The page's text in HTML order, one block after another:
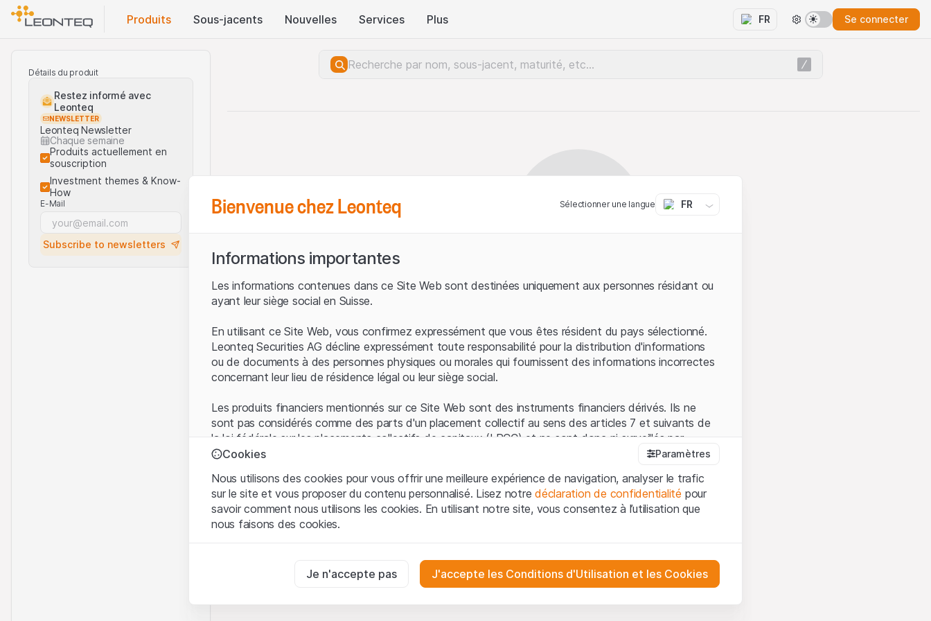
Produits Sous-jacents Nouvelles Services Plus FR Se connecter
Détails du produit
Restez informé avec
Leonteq
NEWSLETTER
Leonteq Newsletter
Chaque semaine
Produits actuellement en
souscription
Investment themes & Know-
How
E-Mail
Subscribe to newsletters
Bienvenue chez Leonteq Sélectionner une langue FR
Informations importantes
Les informations contenues dans ce Site Web sont destinées uniquement aux personnes résidant ou
ayant leur siège social en Suisse.
En utilisant ce Site Web, vous confirmez expressément que vous êtes résident du pays sélectionné.
Leonteq Securities AG décline expressément toute responsabilité pour la distribution d'informations
ou de documents à des personnes physiques ou morales qui fournissent des informations incorrectes
concernant leur lieu de résidence légal ou leur siège social.
Les produits financiers mentionnés sur ce Site Web sont des instruments financiers dérivés. Ils ne
sont pas considérés comme des parts d'un placement collectif au sens des articles 7 et suivants de
la loi fédérale sur les placements collectifs de capitaux (LPCC) et ne sont donc ni surveillés par
l'Autorité fédérale de surveillance des marchés financiers (FINMA) ni enregistrés auprès de la FINMA.
Conditions d'utilisation et informations juridiques
En utilisant le Site Web de Leonteq Securities AG (ci-après "Site Web"), vous confirmez que vous
avez compris et que vous acceptez les informations juridiques, les notes importantes et les
Tous les droits de propriété intellectuelle (par exemple, les droits d'auteur, de conception et de
Cookies Paramètres
Nous utilisons des cookies pour vous offrir une meilleure expérience de navigation, analyser le trafic
sur le site et vous proposer du contenu personnalisé. Lisez notredéclaration de confidentialité pour
savoir comment nous utilisons les cookies. En utilisant notre site, vous consentez à l’utilisation que
nous faisons des cookies.
Ces cookies sont nécessaires au bon fonctionnement du site Internet et ne peuvent pas être désactivés.
Je n'accepte pas J'accepte les Conditions d'Utilisation et les Cookies